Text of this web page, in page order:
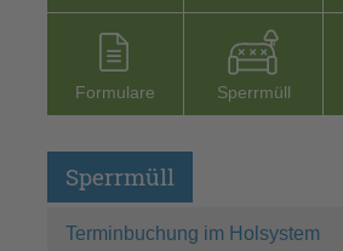
Formu­lare Sperr­müll
Sperrmüll
Terminbuchung im Holsystem